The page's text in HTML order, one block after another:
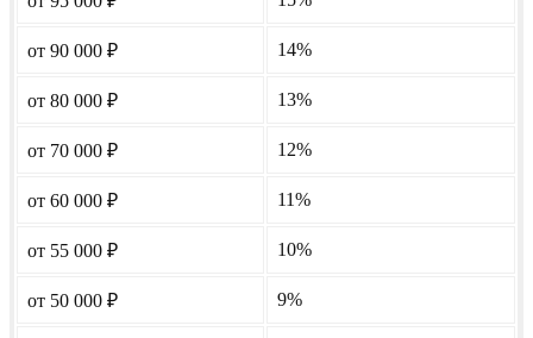
от 90 000 ₽ 14%
от 80 000 ₽ 13%
от 70 000 ₽ 12%
от 60 000 ₽ 11%
от 55 000 ₽ 10%
от 50 000 ₽ 9%